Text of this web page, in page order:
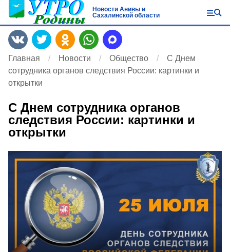
Новости Анивы и
Сахалинской области
Главная Новости Общество
С Днем
сотрудника органов следствия России: картинки и
открытки
С Днем сотрудника органов
следствия России: картинки и
открытки